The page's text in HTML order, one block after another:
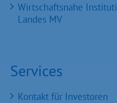
Wirtschaftsnahe
Landes MV
Services
Kontakt für Investoren